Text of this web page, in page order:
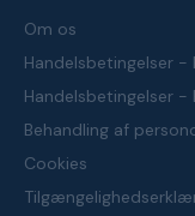
Om os
Handelsbetingelser -
Handelsbetingelser -
Behandling af
Cookies